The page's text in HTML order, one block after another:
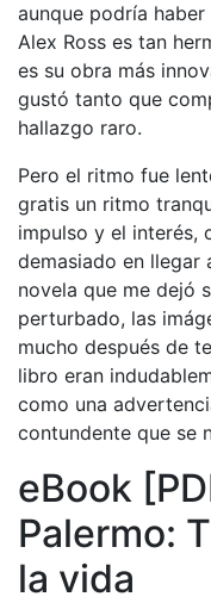
aunque podría
Alex Ross es tan
es su obra más
gustó tanto que
hallazgo raro.
Pero el ritmo fue
gratis un ritmo
impulso y el interés,
demasiado en llegar
novela que me dejó
perturbado, las
mucho después de
libro eran
como una
contundente que se
eBook
Palermo:
la vida